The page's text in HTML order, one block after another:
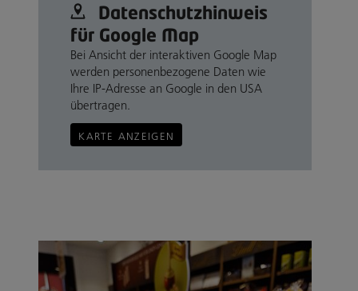
Datenschutz­hinweis
für Google Map
Bei Ansicht der interaktiven Google Map
werden personenbezogene Daten wie
Ihre IP-Adresse an Google in den USA
übertragen.
KARTE ANZEIGEN